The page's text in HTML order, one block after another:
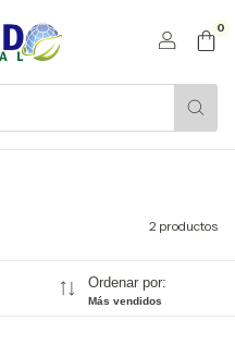
0
2 productos
Ordenar por:
Más vendidos